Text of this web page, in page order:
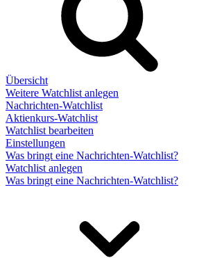
Übersicht
Weitere Watchlist anlegen
Nachrichten-Watchlist
Aktienkurs-Watchlist
Watchlist bearbeiten
Einstellungen
Was bringt eine Nachrichten-Watchlist?
Watchlist anlegen
Was bringt eine Nachrichten-Watchlist?